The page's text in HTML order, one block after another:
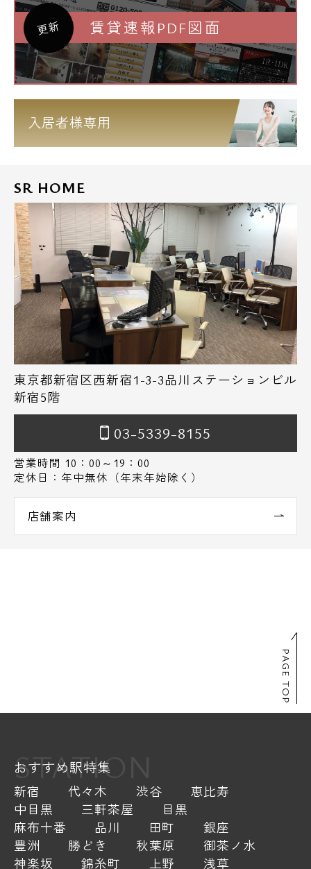
更新 賃貸速報PDF図面
入居者様専用
SR HOME
東京都新宿区西新宿1-3-3品川ステーションビル
新宿5階
03-5339-8155
営業時間 10：00～19：00
定休日：年中無休（年末年始除く）
店舗案内
PAGE TOP
STATION
おすすめ駅特集
新宿 代々木 渋谷
恵比寿
中目黒
三軒茶屋
目黒
麻布十番
品川 田町
銀座
豊洲
勝どき 秋葉原
御茶ノ水
神楽坂
錦糸町 上野
浅草